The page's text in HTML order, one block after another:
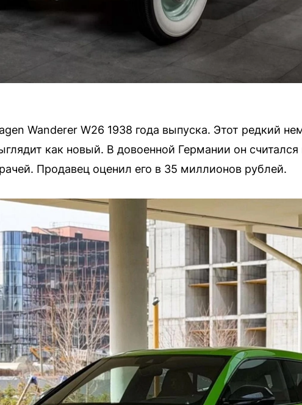
Wanderer W26 1938 года выпуска. Этот редкий
как новый. В довоенной Германии он
Продавец оценил его в 35 миллионов рублей.